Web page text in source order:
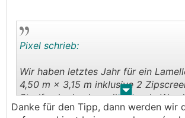
. .
Pixel schrieb:
Wir haben letztes Jahr für ein
4,50 m × 3,15 m inklusive 2
Streifen in den Lamellen sowie
Sommerdorf rund 16,5 k € nach
Danke für den Tipp, dann werden wir